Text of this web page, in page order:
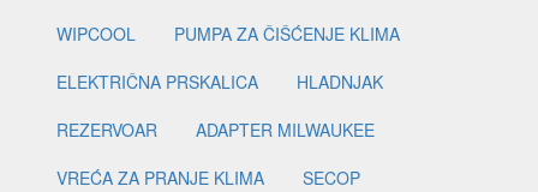
WIPCOOL
PUMPA ZA ČIŠĆENJE KLIMA
ELEKTRIČNA PRSKALICA
HLADNJAK
REZERVOAR
ADAPTER MILWAUKEE
VREĆA ZA PRANJE KLIMA
SECOP